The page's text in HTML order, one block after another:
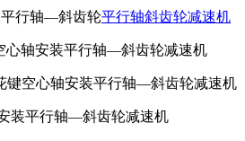
平行轴—斜齿轮平行轴斜齿轮减速机
心轴安装平行轴—斜齿轮减速机
键空心轴安装平行轴—斜齿轮减速机
装平行轴—斜齿轮减速机